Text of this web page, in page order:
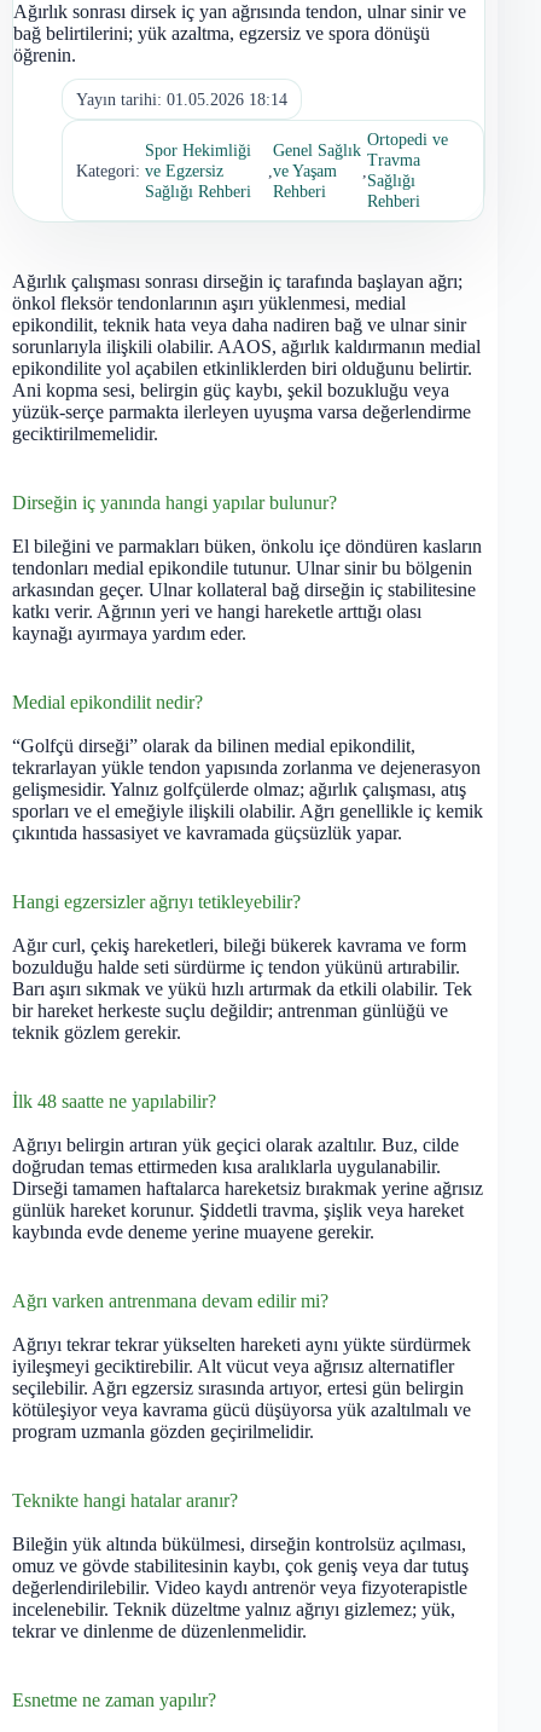
Ağırlık sonrası dirsek iç yan ağrısında tendon, ulnar sinir ve
bağ belirtilerini; yük azaltma, egzersiz ve spora dönüşü
öğrenin.
Yayın tarihi: 01.05.2026 18:14
Kategori:
Spor Hekimliği
ve Egzersiz
Sağlığı Rehberi
,
Genel Sağlık
ve Yaşam
Rehberi
Ortopedi ve
Travma
Sağlığı
Rehberi
Ağırlık çalışması sonrası dirseğin iç tarafında başlayan ağrı;
önkol fleksör tendonlarının aşırı yüklenmesi, medial
epikondilit, teknik hata veya daha nadiren bağ ve ulnar sinir
sorunlarıyla ilişkili olabilir. AAOS, ağırlık kaldırmanın medial
epikondilite yol açabilen etkinliklerden biri olduğunu belirtir.
Ani kopma sesi, belirgin güç kaybı, şekil bozukluğu veya
yüzük-serçe parmakta ilerleyen uyuşma varsa değerlendirme
geciktirilmemelidir.
Dirseğin iç yanında hangi yapılar bulunur?
El bileğini ve parmakları büken, önkolu içe döndüren kasların
tendonları medial epikondile tutunur. Ulnar sinir bu bölgenin
arkasından geçer. Ulnar kollateral bağ dirseğin iç stabilitesine
katkı verir. Ağrının yeri ve hangi hareketle arttığı olası
kaynağı ayırmaya yardım eder.
Medial epikondilit nedir?
“Golfçü dirseği” olarak da bilinen medial epikondilit,
tekrarlayan yükle tendon yapısında zorlanma ve dejenerasyon
gelişmesidir. Yalnız golfçülerde olmaz; ağırlık çalışması, atış
sporları ve el emeğiyle ilişkili olabilir. Ağrı genellikle iç kemik
çıkıntıda hassasiyet ve kavramada güçsüzlük yapar.
Hangi egzersizler ağrıyı tetikleyebilir?
Ağır curl, çekiş hareketleri, bileği bükerek kavrama ve form
bozulduğu halde seti sürdürme iç tendon yükünü artırabilir.
Barı aşırı sıkmak ve yükü hızlı artırmak da etkili olabilir. Tek
bir hareket herkeste suçlu değildir; antrenman günlüğü ve
teknik gözlem gerekir.
İlk 48 saatte ne yapılabilir?
Ağrıyı belirgin artıran yük geçici olarak azaltılır. Buz, cilde
doğrudan temas ettirmeden kısa aralıklarla uygulanabilir.
Dirseği tamamen haftalarca hareketsiz bırakmak yerine ağrısız
günlük hareket korunur. Şiddetli travma, şişlik veya hareket
kaybında evde deneme yerine muayene gerekir.
Ağrı varken antrenmana devam edilir mi?
Ağrıyı tekrar tekrar yükselten hareketi aynı yükte sürdürmek
iyileşmeyi geciktirebilir. Alt vücut veya ağrısız alternatifler
seçilebilir. Ağrı egzersiz sırasında artıyor, ertesi gün belirgin
kötüleşiyor veya kavrama gücü düşüyorsa yük azaltılmalı ve
program uzmanla gözden geçirilmelidir.
Teknikte hangi hatalar aranır?
Bileğin yük altında bükülmesi, dirseğin kontrolsüz açılması,
omuz ve gövde stabilitesinin kaybı, çok geniş veya dar tutuş
değerlendirilebilir. Video kaydı antrenör veya fizyoterapistle
incelenebilir. Teknik düzeltme yalnız ağrıyı gizlemez; yük,
tekrar ve dinlenme de düzenlenmelidir.
Esnetme ne zaman yapılır?